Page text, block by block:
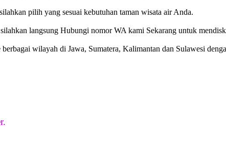
pilih yang sesuai kebutuhan taman wisata air Anda.
langsung Hubungi nomor WA kami Sekarang untuk
wilayah di Jawa, Sumatera, Kalimantan dan Sulawesi